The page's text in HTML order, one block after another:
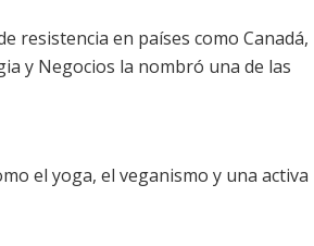
resistencia en países como Canadá,
y Negocios la nombró una de las
el yoga, el veganismo y una activa